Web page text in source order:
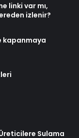
linki var mı,
izlenir?
kapanmaya
Sulama